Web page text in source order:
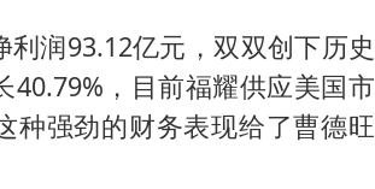
润93.12亿元，双双创下历史
，目前福耀供应美国市
种强劲的财务表现给了曹德旺